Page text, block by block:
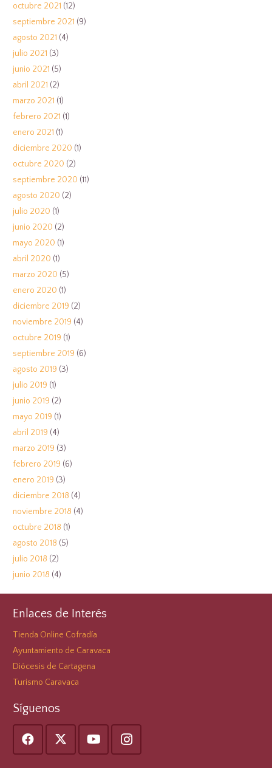
octubre 2021 (12)
septiembre 2021 (9)
agosto 2021 (4)
julio 2021 (3)
junio 2021 (5)
abril 2021 (2)
marzo 2021 (1)
febrero 2021 (1)
enero 2021 (1)
diciembre 2020 (1)
octubre 2020 (2)
septiembre 2020 (11)
agosto 2020 (2)
julio 2020 (1)
junio 2020 (2)
mayo 2020 (1)
abril 2020 (1)
marzo 2020 (5)
enero 2020 (1)
diciembre 2019 (2)
noviembre 2019 (4)
octubre 2019 (1)
septiembre 2019 (6)
agosto 2019 (3)
julio 2019 (1)
junio 2019 (2)
mayo 2019 (1)
abril 2019 (4)
marzo 2019 (3)
febrero 2019 (6)
enero 2019 (3)
diciembre 2018 (4)
noviembre 2018 (4)
octubre 2018 (1)
agosto 2018 (5)
julio 2018 (2)
junio 2018 (4)
Enlaces de Interés
Tienda Online Cofradía
Ayuntamiento de Caravaca
Diócesis de Cartagena
Turismo Caravaca
Síguenos